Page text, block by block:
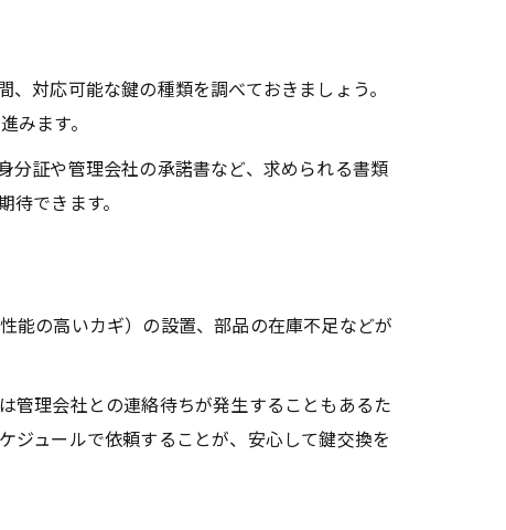
対応可能な鍵の種類を調べておきましょう。
みます。
分証や管理会社の承諾書など、求められる書類
できます。
能の高いカギ）の設置、部品の在庫不足などが
管理会社との連絡待ちが発生することもあるた
ジュールで依頼することが、安心して鍵交換を